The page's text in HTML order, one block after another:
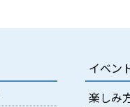
イベン
楽しみ